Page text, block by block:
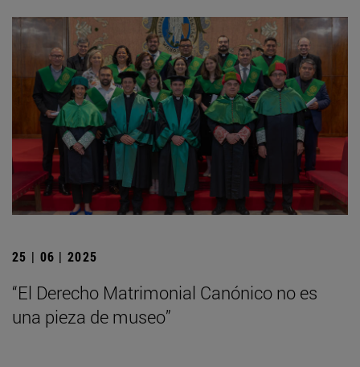
25 | 06 | 2025
“El Derecho Matrimonial Canónico no es
una pieza de museo”